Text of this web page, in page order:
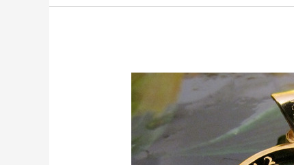
TETRAGRAMATÓN
COMO
ACTIVARLO